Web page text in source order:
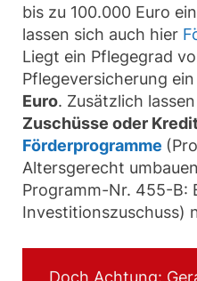
bis zu 100.000 Euro
lassen sich auch hier
Liegt ein Pflegegrad
Pflegeversicherung ein
Euro. Zusätzlich lassen
Zuschüsse oder
Förderprogramme
Altersgerecht
Programm-Nr. 455-B:
Investitionszuschuss)
Doch Achtung: